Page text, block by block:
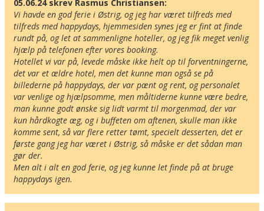
05.06.24 skrev Rasmus Christiansen:
Vi havde en god ferie i Østrig, og jeg har været tilfreds med
tilfreds med happydays, hjemmesiden synes jeg er fint at finde
rundt på, og let at sammenligne hoteller, og jeg fik meget venlig
hjælp på telefonen efter vores booking.
Hotellet vi var på, levede måske ikke helt op til forventningerne,
det var et ældre hotel, men det kunne man også se på
billederne på happydays, der var pænt og rent, og personalet
var venlige og hjælpsomme, men måltiderne kunne være bedre,
man kunne godt ønske sig lidt varmt til morgenmad, der var
kun hårdkogte æg, og i buffeten om aftenen, skulle man ikke
komme sent, så var flere retter tømt, specielt desserten, det er
første gang jeg har været i Østrig, så måske er det sådan man
gør der.
Men alt i alt en god ferie, og jeg kunne let finde på at bruge
happydays igen.